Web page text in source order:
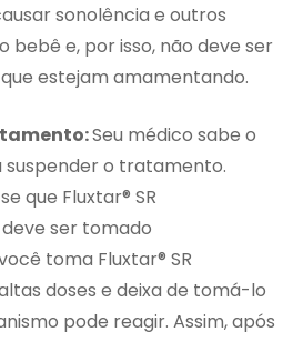
sonolência e outros
bebê e, por isso, não deve ser
estejam amamentando.
Seu médico sabe o
o tratamento.
que Fluxtar® SR
ser tomado
toma Fluxtar® SR
doses e deixa de tomá-lo
pode reagir. Assim, após